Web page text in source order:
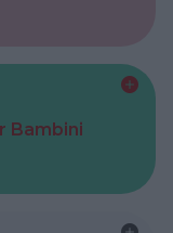
Bambini